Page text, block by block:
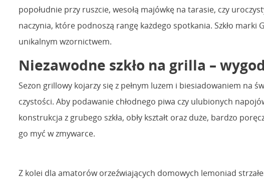
popołudnie przy ruszcie, wesołą majówkę na tarasie, czy
naczynia, które podnoszą rangę każdego spotkania. Szkło marki
unikalnym wzornictwem.
Niezawodne szkło na grilla –
Sezon grillowy kojarzy się z pełnym luzem i biesiadowaniem na
czystości. Aby podawanie chłodnego piwa czy ulubionych
konstrukcja z grubego szkła, obły kształt oraz duże, bardzo
go myć w zmywarce.
Z kolei dla amatorów orzeźwiających domowych lemoniad